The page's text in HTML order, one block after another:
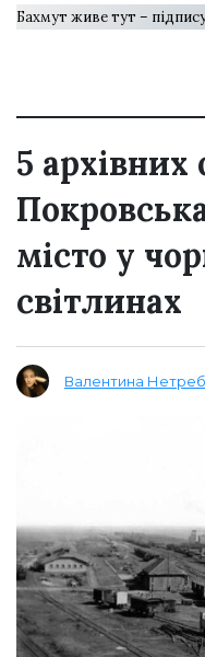
Бахмут живе тут –
5 архівних
місто у
світлинах
Валентина